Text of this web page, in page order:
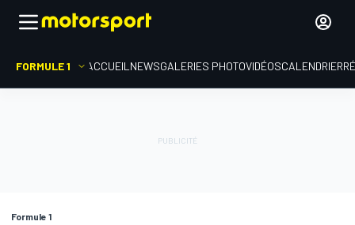
FORMULE 1 ACCUEIL NEWSGALERIES PHOTOVIDÉOSCALENDRIER
Formule 1